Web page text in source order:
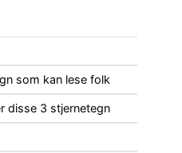
som kan lese folk
disse 3 stjernetegn